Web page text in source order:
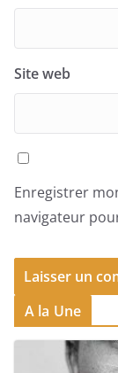
Site web
Enregistrer
navigateur
A la Une